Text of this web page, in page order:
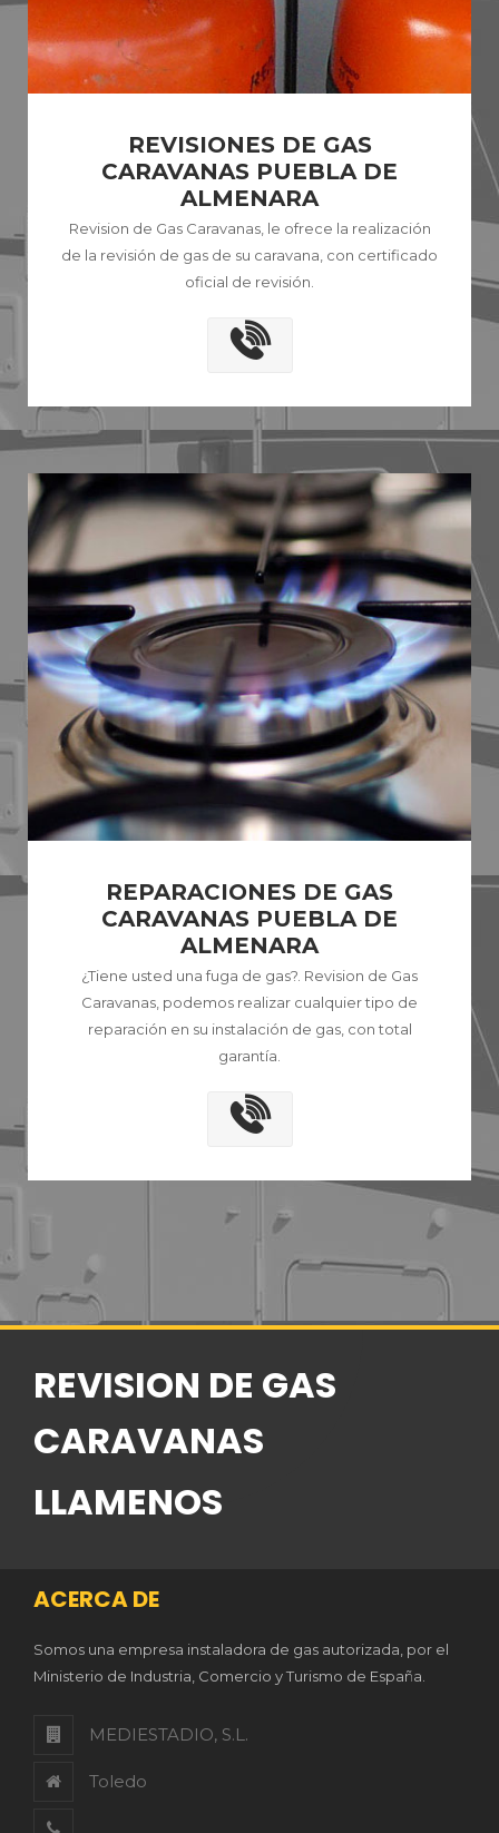
REVISIONES DE GAS
CARAVANAS PUEBLA DE
ALMENARA
Revision de Gas Caravanas, le ofrece la realización
de la revisión de gas de su caravana, con certificado
oficial de revisión.
REPARACIONES DE GAS
CARAVANAS PUEBLA DE
ALMENARA
¿Tiene usted una fuga de gas?. Revision de Gas
Caravanas, podemos realizar cualquier tipo de
reparación en su instalación de gas, con total
garantía.
REVISION DE GAS
CARAVANAS
LLAMENOS
ACERCA DE
Somos una empresa instaladora de gas autorizada, por el
Ministerio de Industria, Comercio y Turismo de España.
MEDIESTADIO, S.L.
Toledo